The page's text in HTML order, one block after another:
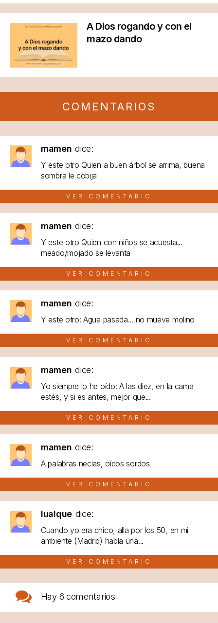
A Dios rogando y con el
mazo dando
COMENTARIOS
mamen dice:
Y este otro Quien a buen árbol se arrima, buena
sombra le cobija
VER COMENTARIO
mamen dice:
Y este otro Quien con niños se acuesta...
meado/mojado se levanta
VER COMENTARIO
mamen dice:
Y este otro: Agua pasada... no mueve molino
VER COMENTARIO
mamen dice:
Yo siempre lo he oído: A las diez, en la cama
estés, y si es antes, mejor que...
VER COMENTARIO
mamen dice:
A palabras necias, oídos sordos
VER COMENTARIO
lualque dice:
Cuando yo era chico, alla por los 50, en mi
ambiente (Madrid) había una...
VER COMENTARIO
Hay 6 comentarios